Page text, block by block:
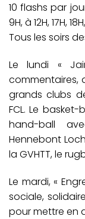
10 flashs par
9H, à 12H, 17H,
Tous les soirs
Le lundi «
commentaires,
grands clubs
FCL. Le
hand-ball
Hennebont
la GVHTT, le
Le mardi, «
sociale,
pour mettre en